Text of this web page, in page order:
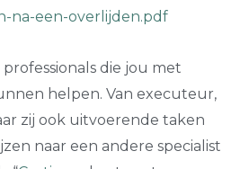
na-een-overlijden.pdf
professionals die jou met
helpen. Van executeur,
zij ook uitvoerende taken
naar een andere specialist